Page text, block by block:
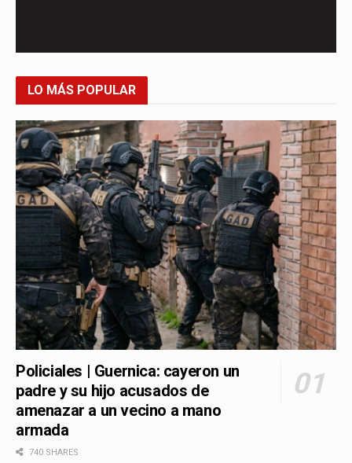
LO MÁS POPULAR
Policiales | Guernica: cayeron un
padre y su hijo acusados de
amenazar a un vecino a mano
armada
740 SHARES